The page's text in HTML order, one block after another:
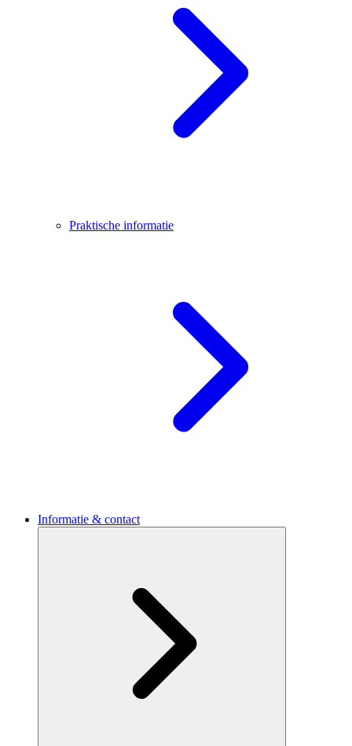
Praktische informatie
Informatie & contact